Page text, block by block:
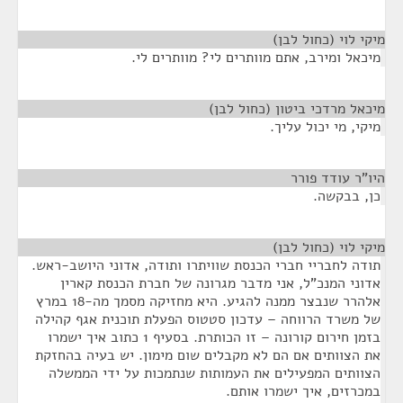
מיקי לוי (כחול לבן)
מיכאל ומירב, אתם מוותרים לי? מוותרים לי.
מיכאל מרדכי ביטון (כחול לבן)
מיקי, מי יכול עליך.
היו"ר עודד פורר
כן, בבקשה.
מיקי לוי (כחול לבן)
תודה לחבריי חברי הכנסת שוויתרו ותודה, אדוני היושב-ראש.
אדוני המנכ"ל, אני מדבר מגרונה של חברת הכנסת קארין
אלהרר שנבצר ממנה להגיע. היא מחזיקה מסמך מה-18 במרץ
של משרד הרווחה – עדכון סטטוס הפעלת תוכנית אגף קהילה
בזמן חירום קורונה – זו הכותרת. בסעיף 1 כתוב איך ישמרו
את הצוותים אם הם לא מקבלים שום מימון. יש בעיה בהחזקת
הצוותים המפעילים את העמותות שנתמכות על ידי הממשלה
במכרזים, איך ישמרו אותם.